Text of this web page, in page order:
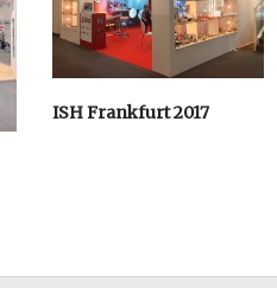
ISH Frankfurt 2017